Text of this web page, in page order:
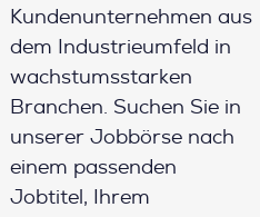
Kundenunternehmen aus
dem Industrieumfeld in
wachstumsstarken
Branchen. Suchen Sie in
unserer Jobbörse nach
einem passenden
Jobtitel, Ihrem